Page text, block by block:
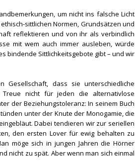
um nicht ins falsche Licht
sittlichen Normen, Grundsätzen und
reflektieren und von ihr als verbindlich
mit wem auch immer ausleben, würde
bindende Sittlichkeitsgebote gibt – und wir
dass sie unterschiedliche
nicht für jeden die alternativlose
der Beziehungstoleranz: In seinem Buch
unter der Knute der Monogamie, die
Dabei tendieren wir zur seriellen
den ersten Lover für ewig behalten zu
möge sich in jungen Jahren die Hörner
nicht zu spät. Aber wenn man sich einmal